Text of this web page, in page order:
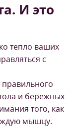
И это
тепло ваших
с
правильного
и бережных
того, как
мышцу.